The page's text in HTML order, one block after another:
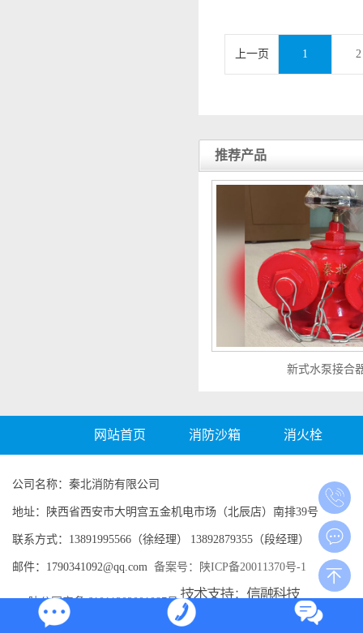
上一页 1 2
推荐产品
新式水泵接合
网站首页 消防沙箱 消火栓
公司名称：秦北消防有限公司
地址：陕西省西安市大明宫五金机电市场（北辰店）南排39号
联系方式：13891995566（徐经理） 13892879355（段经理）
邮件：1790341092@qq.com 备案号：陕ICP备20011370号-1
陕公网安备 61011202001087号